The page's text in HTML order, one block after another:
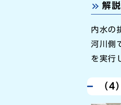
解説
内水の
河川側
を実行
（4